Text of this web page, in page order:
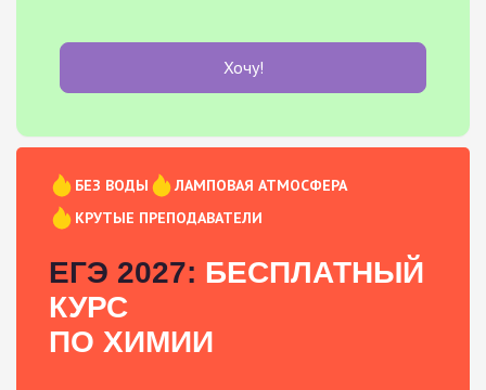
Хочу!
БЕЗ ВОДЫ
ЛАМПОВАЯ АТМОСФЕРА
КРУТЫЕ ПРЕПОДАВАТЕЛИ
ЕГЭ 2027: БЕСПЛАТНЫЙ
КУРС
ПО ХИМИИ